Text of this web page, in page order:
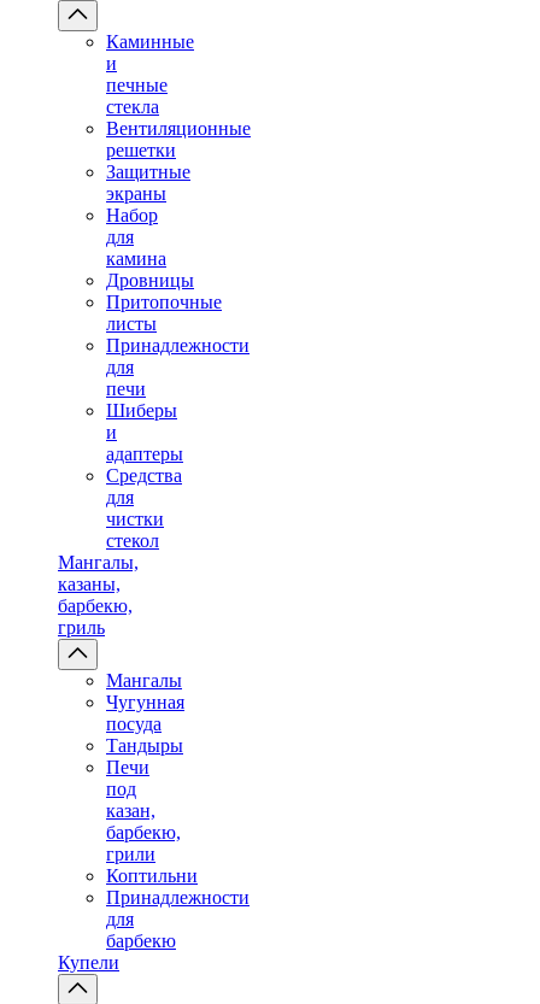
Каминные
и
печные
стекла
Вентиляционные
решетки
Защитные
экраны
Набор
для
камина
Дровницы
Притопочные
листы
Принадлежности
для
печи
Шиберы
и
адаптеры
Средства
для
чистки
стекол
Мангалы,
казаны,
барбекю,
гриль
Мангалы
Чугунная
посуда
Тандыры
Печи
под
казан,
барбекю,
грили
Коптильни
Принадлежности
для
барбекю
Купели